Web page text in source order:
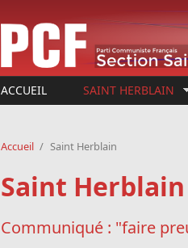
ACCUEIL SAINT HERBLAIN
Accueil / Saint Herblain
Saint Herblain
Communiqué : "faire